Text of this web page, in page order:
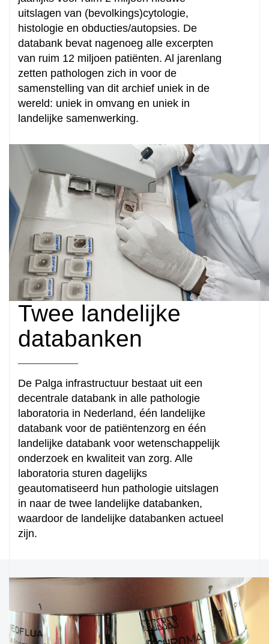
uitslagen van (bevolkings)cytologie,
histologie en obducties/autopsies. De
databank bevat nagenoeg alle excerpten
van ruim 12 miljoen patiënten. Al jarenlang
zetten pathologen zich in voor de
samenstelling van dit archief uniek in de
wereld: uniek in omvang en uniek in
landelijke samenwerking.
Twee landelijke
databanken
De Palga infrastructuur bestaat uit een
decentrale databank in alle pathologie
laboratoria in Nederland, één landelijke
databank voor de patiëntenzorg en één
landelijke databank voor wetenschappelijk
onderzoek en kwaliteit van zorg. Alle
laboratoria sturen dagelijks
geautomatiseerd hun pathologie uitslagen
in naar de twee landelijke databanken,
waardoor de landelijke databanken actueel
zijn.